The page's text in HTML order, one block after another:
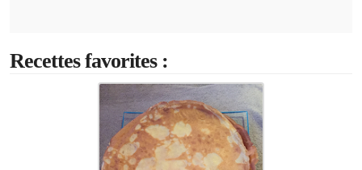
Recettes favorites :